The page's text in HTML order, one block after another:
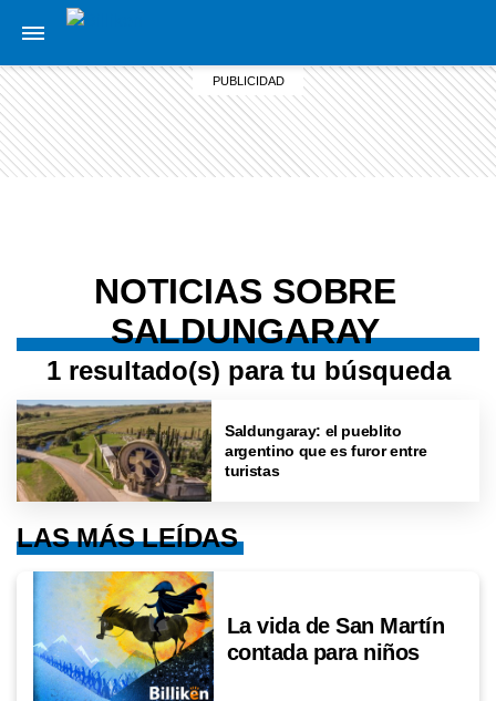
NOTICIAS SOBRE
SALDUNGARAY
1 resultado(s) para tu búsqueda
Saldungaray: el pueblito
argentino que es furor entre
turistas
LAS MÁS LEÍDAS
La vida de San Martín
contada para niños